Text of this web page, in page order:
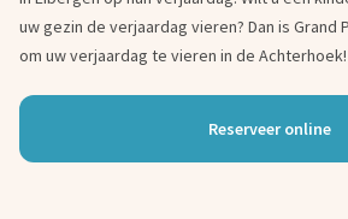
uw gezin de verjaardag vieren? Dan is
om uw verjaardag te vieren in de Achterhoek!
Reserveer online